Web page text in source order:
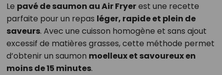
Le pavé de saumon au Air Fryerest une recette
parfaite pour un repas léger, rapide et plein de
saveurs. Avec une cuisson homogène et sans ajout
excessif de matières grasses, cette méthode permet
d’obtenir un saumon moelleux et savoureux en
moins de 15 minutes.